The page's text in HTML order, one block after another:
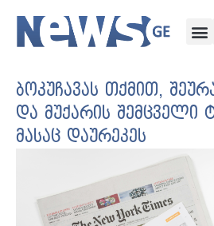
ბოკუჩავას თქმით,
და მუქარის შემცველი
მასაც დაურეკეს